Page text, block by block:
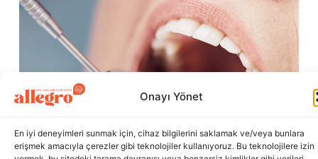
Onayı Yönet
En iyi deneyimleri sunmak için, cihaz bilgilerini saklamak ve/veya bunlara
erişmek amacıyla çerezler gibi teknolojiler kullanıyoruz. Bu teknolojilere izin